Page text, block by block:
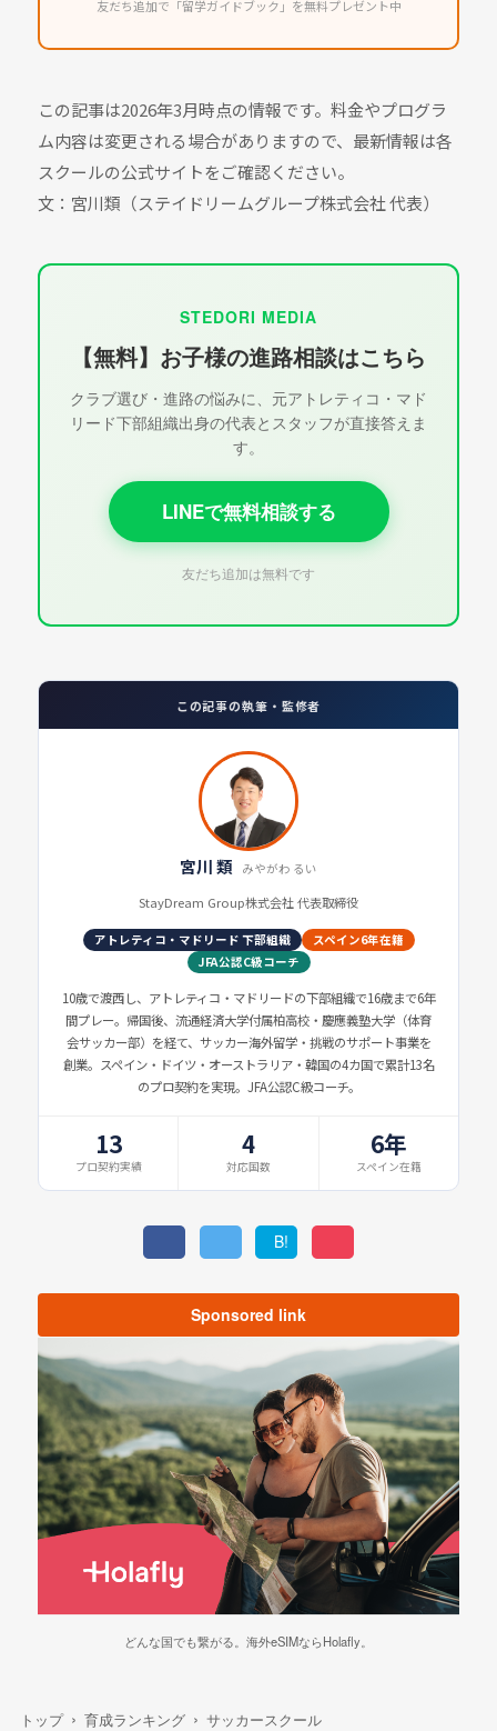
友だち追加で「留学ガイドブック」を無料プレゼント中
この記事は2026年3月時点の情報です。料金やプログラ
ム内容は変更される場合がありますので、最新情報は各
スクールの公式サイトをご確認ください。
文：宮川類（ステイドリームグループ株式会社 代表）
STEDORI MEDIA
【無料】お子様の進路相談はこちら
クラブ選び・進路の悩みに、元アトレティコ・マド
リード下部組織出身の代表とスタッフが直接答えま
す。
LINEで無料相談する
友だち追加は無料です
この記事の執筆・監修者
宮川 類 みやがわ るい
StayDream Group株式会社 代表取締役
アトレティコ・マドリード 下部組織
スペイン6年在籍
JFA公認C級コーチ
10歳で渡西し、アトレティコ・マドリードの下部組織で16歳まで6年
間プレー。帰国後、流通経済大学付属柏高校・慶應義塾大学（体育
会サッカー部）を経て、サッカー海外留学・挑戦のサポート事業を
創業。スペイン・ドイツ・オーストラリア・韓国の4カ国で累計13名
のプロ契約を実現。JFA公認C級コーチ。
13
プロ契約実績
4
対応国数
6年
スペイン在籍
B!
Sponsored link
どんな国でも繋がる。海外eSIMならHolafly。
トップ 育成ランキング
サッカースクール